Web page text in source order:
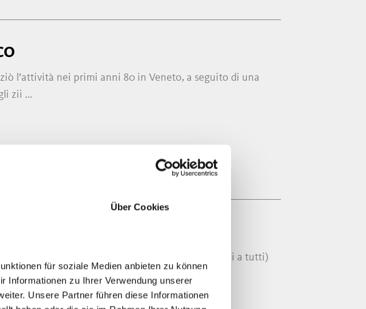
Über Cookies
für soziale Medien anbieten zu können
Informationen zu Ihrer Verwendung unserer
Unsere Partner führen diese Informationen
l’attività nei primi anni 80 in Veneto, a seguito di una
zii ...
TRIBUS LANA
a Internet wireless pubblici che sono disponibili a tutti)